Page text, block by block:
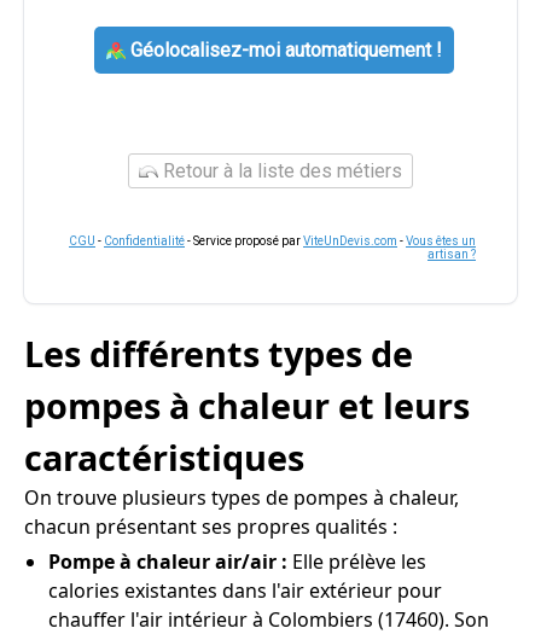
Géolocalisez-moi automatiquement !
Retour à la liste des métiers
CGU - Confidentialité- Service proposé parViteUnDevis.com -Vous êtes un
artisan ?
Les différents types de
pompes à chaleur et leurs
caractéristiques
On trouve plusieurs types de pompes à chaleur,
chacun présentant ses propres qualités :
Pompe à chaleur air/air : Elle prélève les
calories existantes dans l'air extérieur pour
chauffer l'air intérieur à Colombiers (17460). Son